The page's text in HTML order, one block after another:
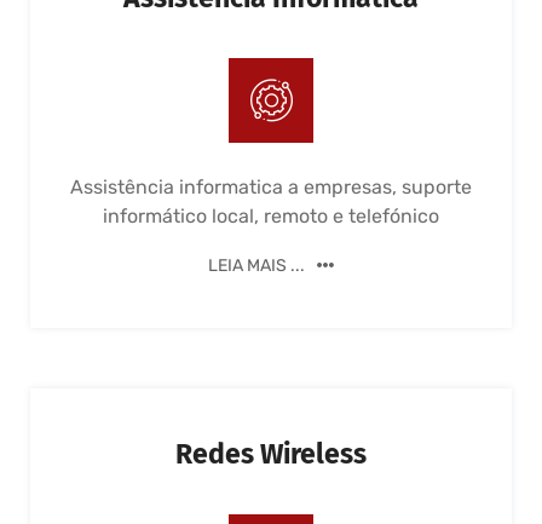
Assistência informatica a empresas, suporte
informático local, remoto e telefónico
LEIA MAIS ...
Redes Wireless